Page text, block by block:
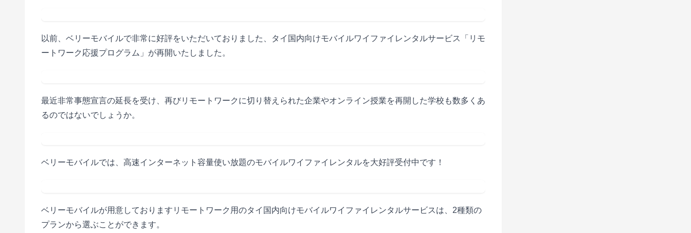
以前、ベリーモバイルで非常に好評をいただいておりました、タイ国内向けモバイルワイファイレンタルサービス「リモ
ートワーク応援プログラム」が再開いたしました。
最近非常事態宣言の延長を受け、再びリモートワークに切り替えられた企業やオンライン授業を再開した学校も数多くあ
るのではないでしょうか。
ベリーモバイルでは、高速インターネット容量使い放題のモバイルワイファイレンタルを大好評受付中です！
ベリーモバイルが用意しておりますリモートワーク用のタイ国内向けモバイルワイファイレンタルサービスは、2種類の
プランから選ぶことができます。